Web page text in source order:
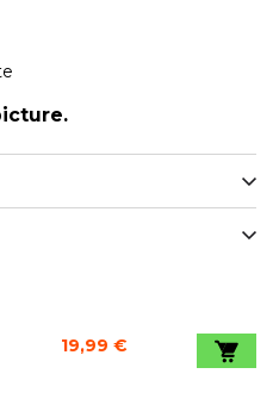
19,99 €